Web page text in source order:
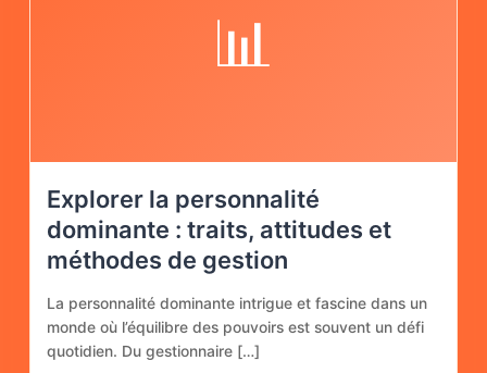
📊
Explorer la personnalité
dominante : traits, attitudes et
méthodes de gestion
La personnalité dominante intrigue et fascine dans un
monde où l’équilibre des pouvoirs est souvent un défi
quotidien. Du gestionnaire […]